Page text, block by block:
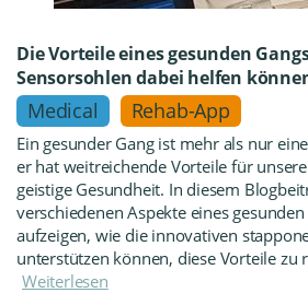
Die Vorteile eines gesunden
Sensorsohlen dabei helfen
Medical Rehab-App
Ein gesunder Gang ist mehr als nur
er hat weitreichende Vorteile für
geistige Gesundheit. In diesem
verschiedenen Aspekte eines
aufzeigen, wie die innovativen
unterstützen können, diese Vorteile zu
Weiterlesen